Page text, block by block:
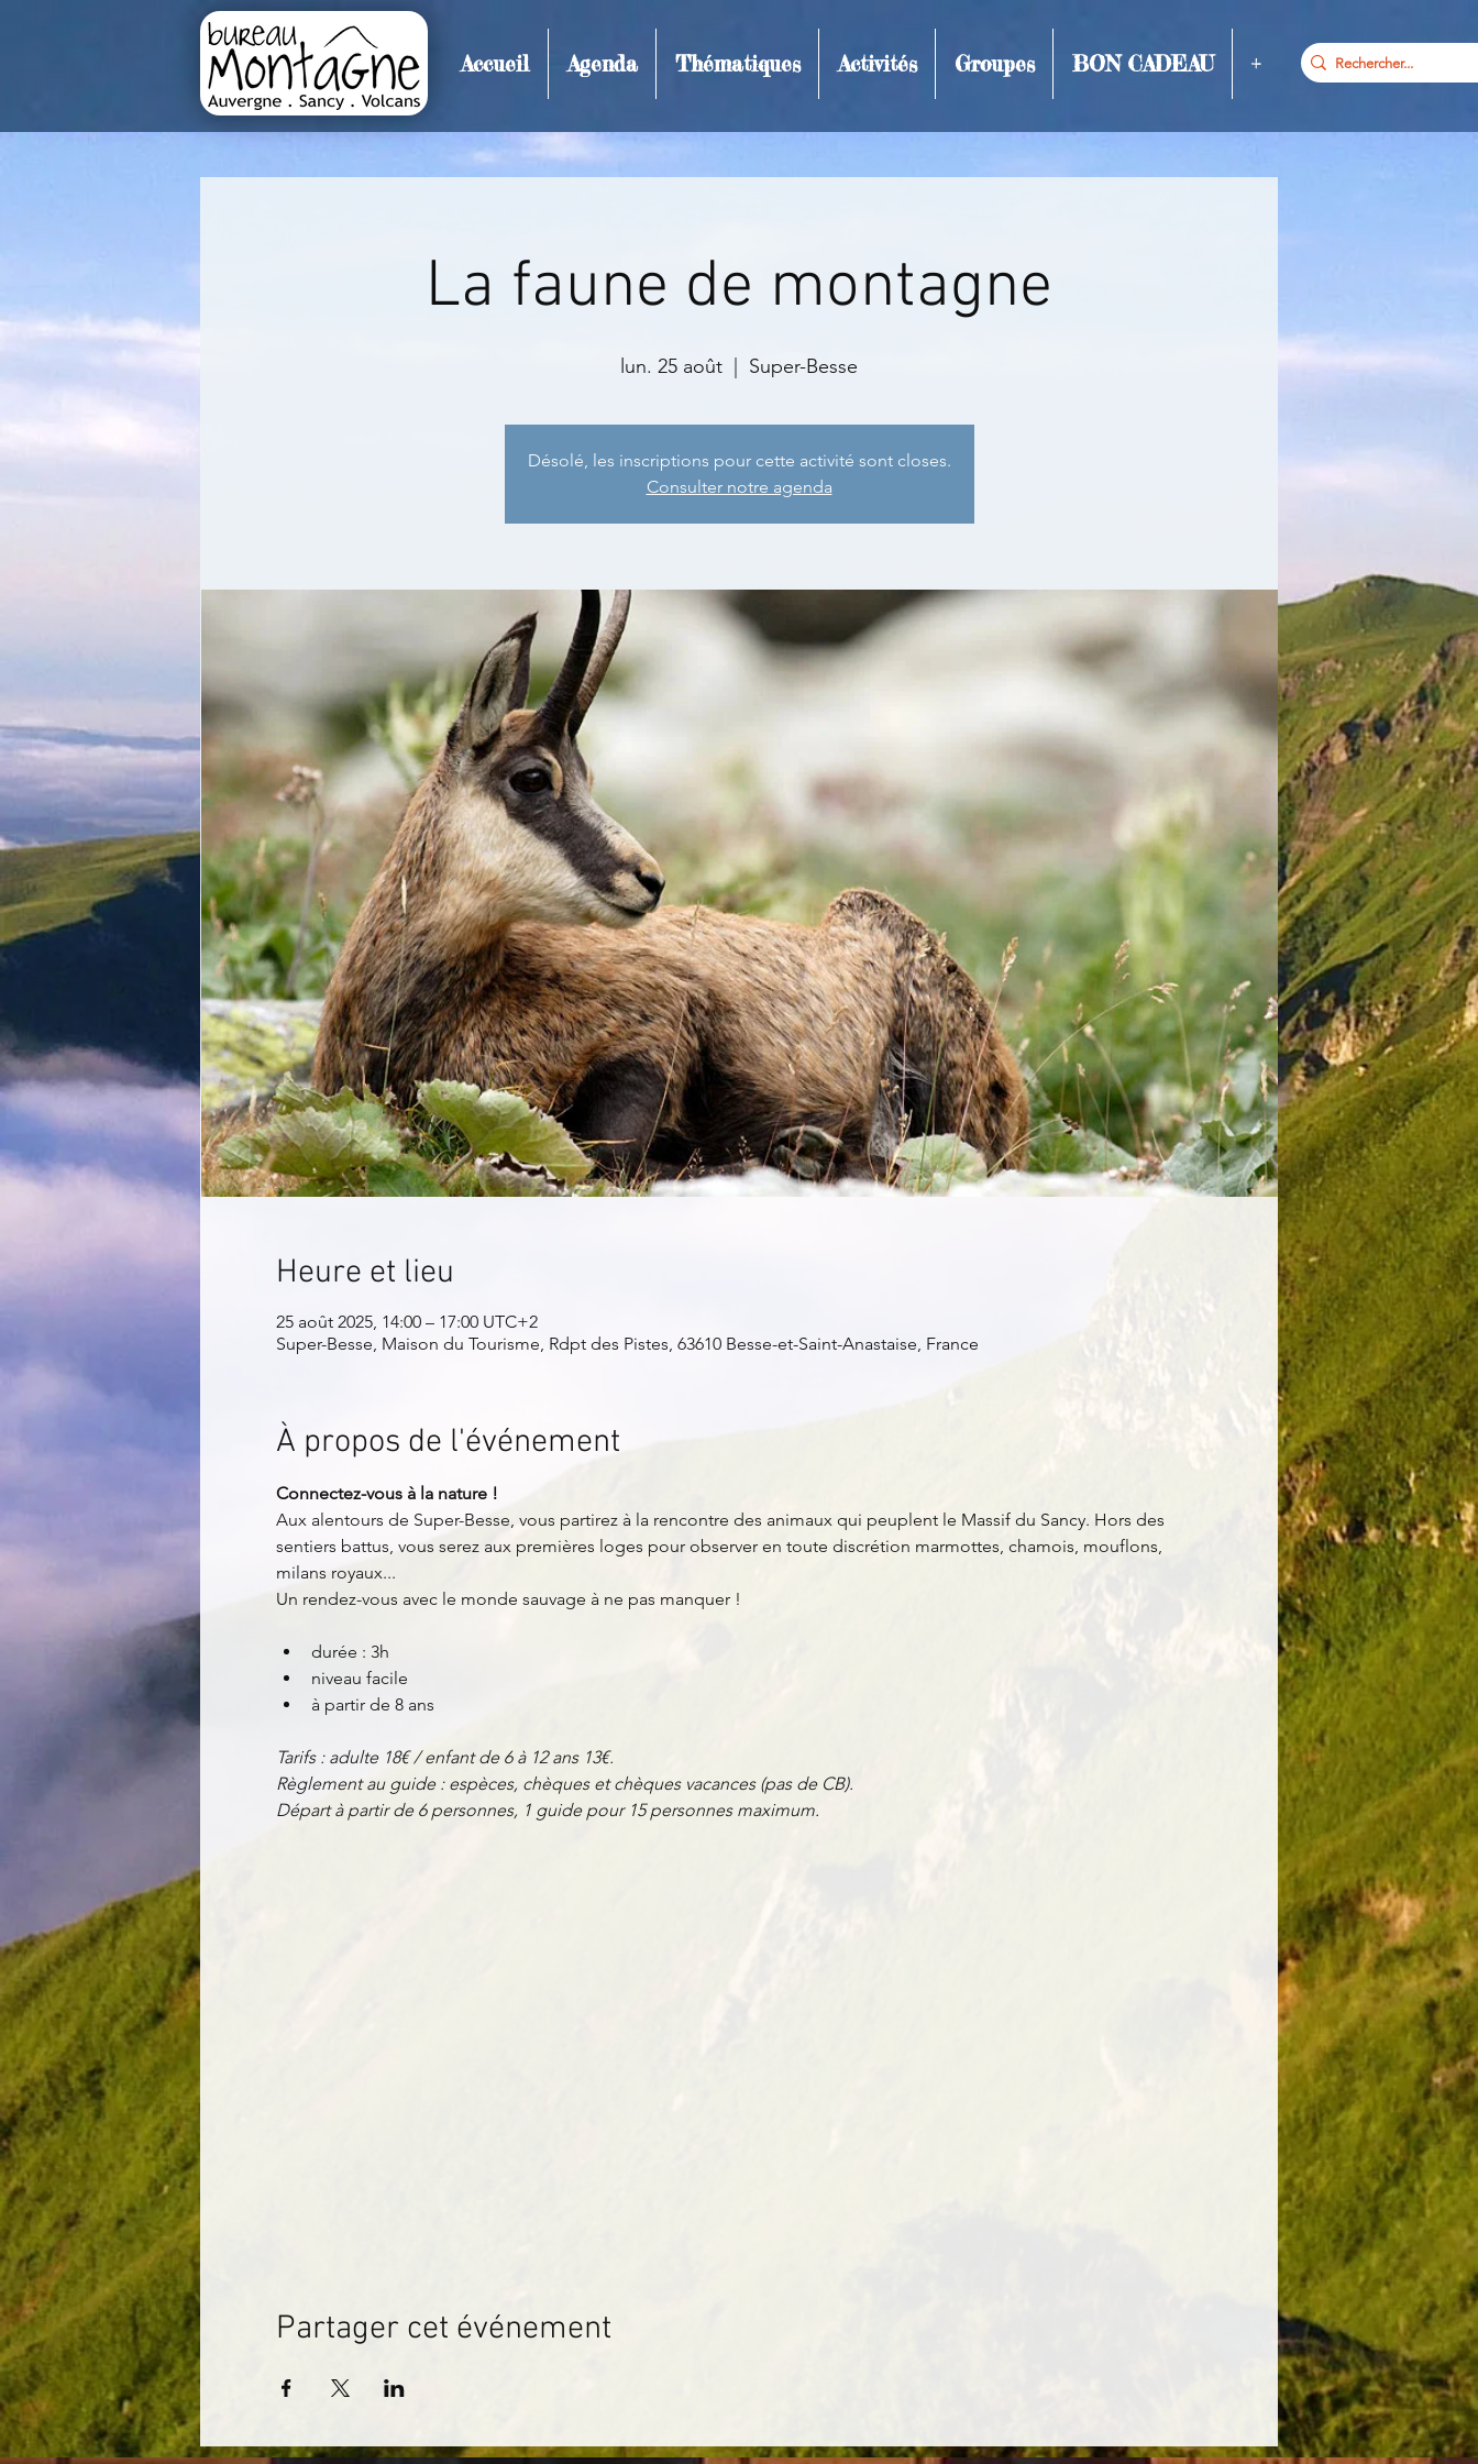
Accueil Agenda Thématiques Activités Groupes BON CADEAU +
Détails de l'événement et inscription
La faune de montagne
lun. 25 août Super-Besse
Désolé, les inscriptions pour cette activité sont closes.
Consulter notre agenda
Heure et lieu
25 août 2025, 14:00 – 17:00 UTC+2
Super-Besse, Maison du Tourisme, Rdpt des Pistes, 63610 Besse-et-Saint-Anastaise, France
À propos de l'événement
Connectez-vous à la nature !
Aux alentours de Super-Besse, vous partirez à la rencontre des animaux qui peuplent le Massif du Sancy. Hors des
sentiers battus, vous serez aux premières loges pour observer en toute discrétion marmottes, chamois, mouflons,
milans royaux...
Un rendez-vous avec le monde sauvage à ne pas manquer !
durée : 3h
niveau facile
à partir de 8 ans
Tarifs : adulte 18€ / enfant de 6 à 12 ans 13€.
Règlement au guide : espèces, chèques et chèques vacances (pas de CB).
Départ à partir de 6 personnes, 1 guide pour 15 personnes maximum.
Partager cet événement